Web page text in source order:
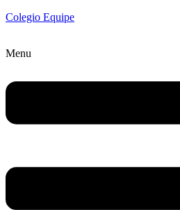
Colegio Equipe
Menu